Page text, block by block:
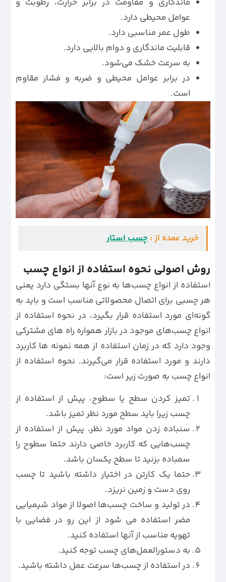
عوامل محیطی دارد.
طول عمر مناسبی دارد.
قابلیت ماندگاری و دوام بالایی دارد.
به سرعت خشک می‌شود.
در برابر عوامل محیطی و ضربه و فشار مقاوم
است.
خرید عمده از :چسب استار
روش اصولی نحوه استفاده از انواع چسب
استفاده از انواع چسب‌ها به نوع آنها بستگی دارد یعنی
هر چسبی برای اتصال محصولاتی مناسب است و باید به
گونه‌ای مورد استفاده قرار بگیرد، در نحوه استفاده از
انواع چسب‌های موجود در بازار همواره راه های مشترکی
وجود دارد که در زمان استفاده از همه نمونه ها کاربرد
دارند و مورد استفاده قرار می‌گیرند. نحوه استفاده از
انواع چسب به صورت زیر است:
تمیز کردن سطح یا سطوح، پیش از استفاده از
چسب زیرا باید سطح مورد نظر تمیز باشد.
سنباده زدن مواد مورد نظر، پیش از استفاده از
چسب‌هایی که کاربرد خاصی دارند حتما سطوح را
سمباده بزنید تا سطح یکسان باشد.
حتما یک کارتن در اختیار داشته باشید تا چسب
روی دست و زمین نریزد.
در تولید و ساخت چسب‌ها اصولا از مواد شیمیایی
مضر استفاده می شود از این رو در فضایی با
تهویه مناسب از آنها استفاده کنید.
به دستورالعمل‌های چسب توجه کنید.
در استفاده از چسب‌ها سرعت عمل داشته باشید.